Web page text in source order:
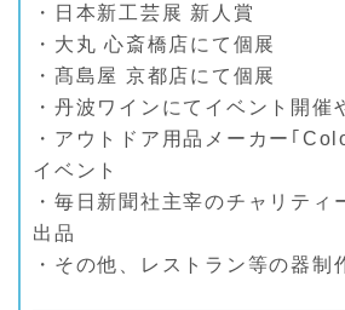
・日本新工芸展 新人賞
・大丸 心斎橋店にて個展
・髙島屋 京都店にて個展
・丹波ワインにてイベント開催
・アウトドア用品メーカー｢
イベント
・毎日新聞社主宰のチャリティ
出品
・その他、レストラン等の器制